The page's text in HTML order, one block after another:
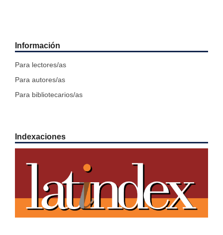
Información
Para lectores/as
Para autores/as
Para bibliotecarios/as
Indexaciones